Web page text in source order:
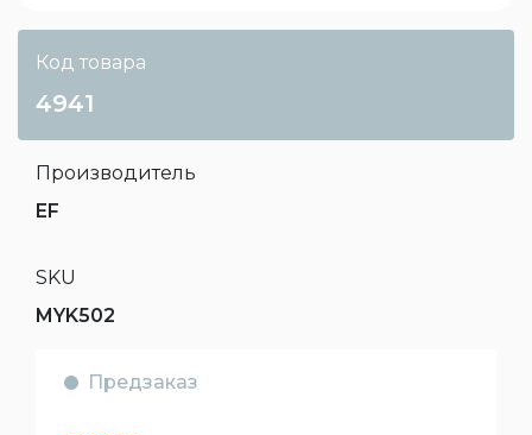
Код товара
4941
Производитель
EF
SKU
MYK502
Предзаказ